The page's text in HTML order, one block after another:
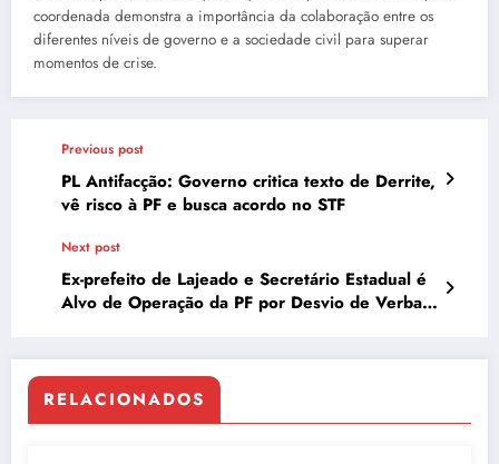
coordenada demonstra a importância da colaboração entre os
diferentes níveis de governo e a sociedade civil para superar
momentos de crise.
Previous post
PL Antifacção: Governo critica texto de Derrite,
vê risco à PF e busca acordo no STF
Next post
Ex-prefeito de Lajeado e Secretário Estadual é
Alvo de Operação da PF por Desvio de Verbas
RELACIONADOS